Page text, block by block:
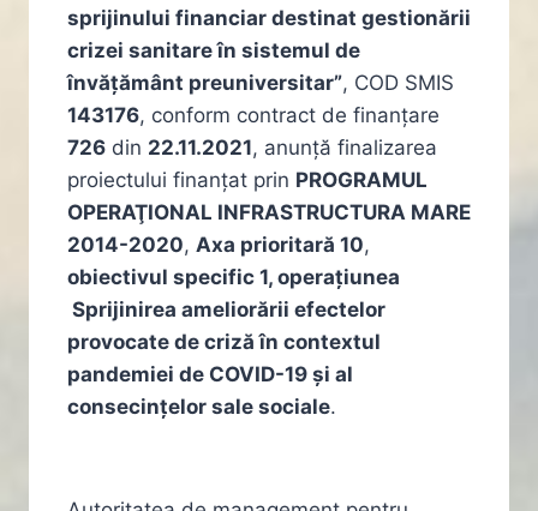
sprijinului financiar destinat gestionării
crizei sanitare în sistemul de
învățământ preuniversitar”, COD SMIS
143176, conform contract de finanțare
726 din 22.11.2021, anunță finalizarea
proiectului finanțat prin PROGRAMUL
OPERAŢIONAL INFRASTRUCTURA MARE
2014-2020, Axa prioritară 10,
obiectivul specific 1, operațiunea
Sprijinirea ameliorării efectelor
provocate de criză în contextul
pandemiei de COVID-19 și al
consecințelor sale sociale.